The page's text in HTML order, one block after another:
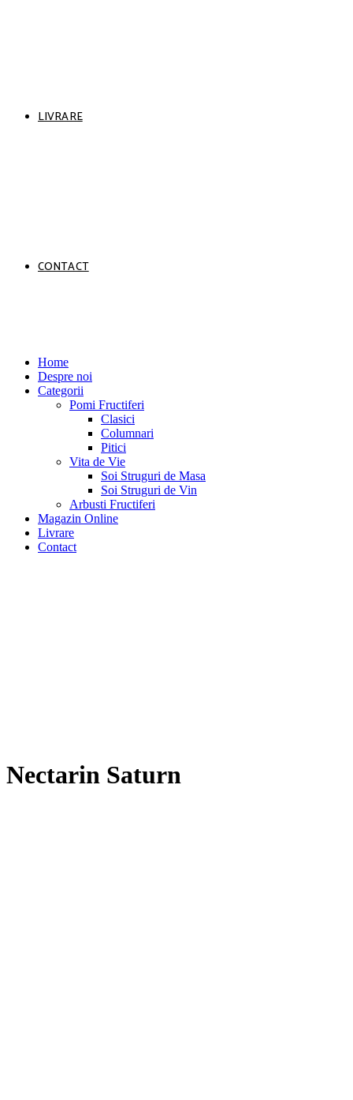
LIVRARE
CONTACT
Home
Despre noi
Categorii
Pomi Fructiferi
Clasici
Columnari
Pitici
Vita de Vie
Soi Struguri de Masa
Soi Struguri de Vin
Arbusti Fructiferi
Magazin Online
Livrare
Contact
Nectarin Saturn